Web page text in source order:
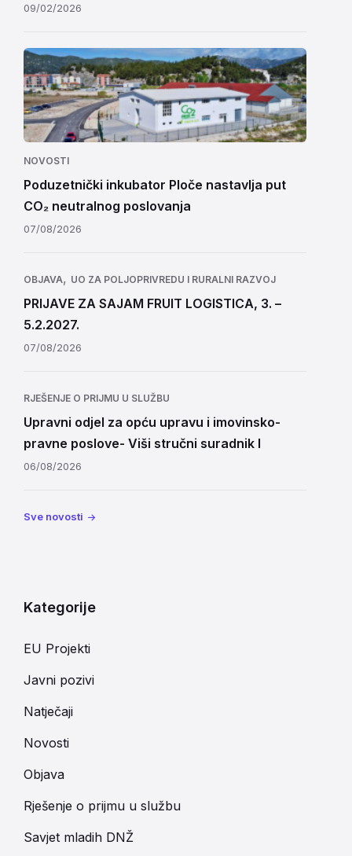
09/02/2026
NOVOSTI
Poduzetnički inkubator Ploče nastavlja put
CO₂ neutralnog poslovanja
07/08/2026
OBJAVA, UO ZA POLJOPRIVREDU I RURALNI RAZVOJ
PRIJAVE ZA SAJAM FRUIT LOGISTICA, 3. –
5.2.2027.
07/08/2026
RJEŠENJE O PRIJMU U SLUŽBU
Upravni odjel za opću upravu i imovinsko-
pravne poslove- Viši stručni suradnik I
06/08/2026
Sve novosti
Kategorije
EU Projekti
Javni pozivi
Natječaji
Novosti
Objava
Rješenje o prijmu u službu
Savjet mladih DNŽ